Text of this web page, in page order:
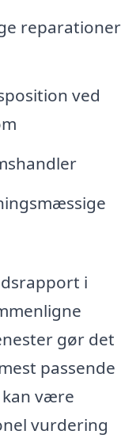
reparationer
ved
i
gør det
passende
være
vurdering